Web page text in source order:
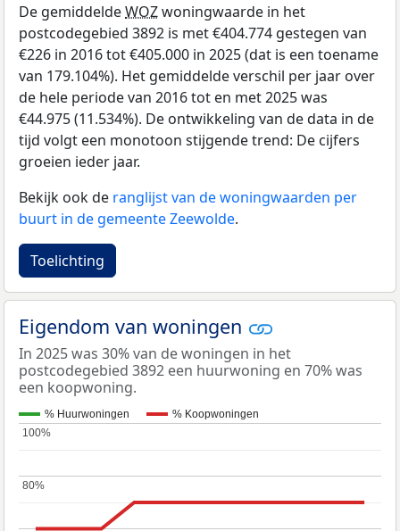
De gemiddeldeWOZwoningwaarde in het
postcodegebied 3892 is met €404.774 gestegen van
€226 in 2016 tot €405.000 in 2025 (dat is een toename
van 179.104%). Het gemiddelde verschil per jaar over
de hele periode van 2016 tot en met 2025 was
€44.975 (11.534%). De ontwikkeling van de data in de
tijd volgt een monotoon stijgende trend: De cijfers
groeien ieder jaar.
Bekijk ook de ranglijst van de woningwaarden per
buurt in de gemeente Zeewolde.
Toelichting
Eigendom van woningen
In 2025 was 30% van de woningen in het
postcodegebied 3892 een huurwoning en 70% was
een koopwoning.
% Huurwoningen % Koopwoningen
80%
80%
100%
100%